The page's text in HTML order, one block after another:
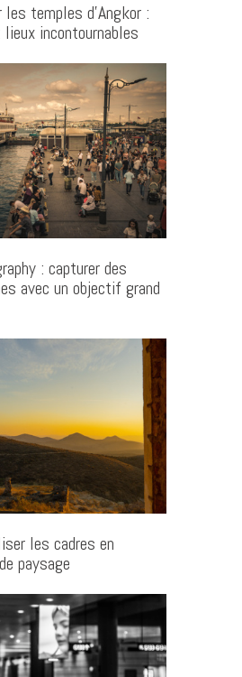
les temples d’Angkor :
incontournables
: capturer des
avec un objectif grand
les cadres en
paysage